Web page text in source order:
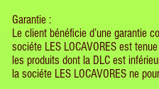
Garantie :
Le client bénéficie d’une garantie
sociéte LES LOCAVORES est
les produits dont la DLC est
la sociéte LES LOCAVORES ne